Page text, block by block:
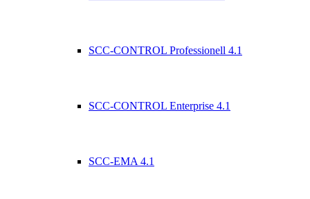
SCC-CONTROL Professionell 4.1
SCC-CONTROL Enterprise 4.1
SCC-EMA 4.1